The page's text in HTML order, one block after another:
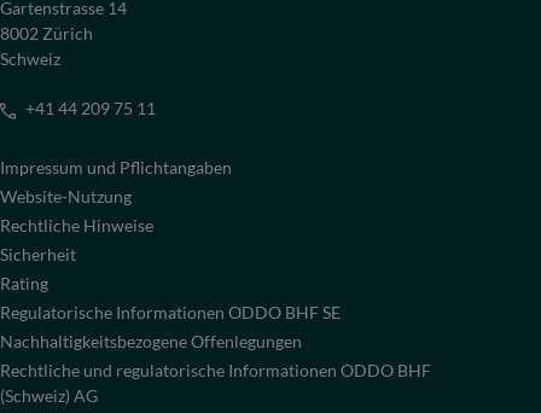
Gartenstrasse 14
8002 Zürich
Schweiz
+41 44 209 75 11
Impressum und Pflichtangaben
Website-Nutzung
Rechtliche Hinweise
Sicherheit
Rating
Regulatorische Informationen ODDO BHF SE
Nachhaltigkeitsbezogene Offenlegungen
Rechtliche und regulatorische Informationen ODDO BHF
(Schweiz) AG